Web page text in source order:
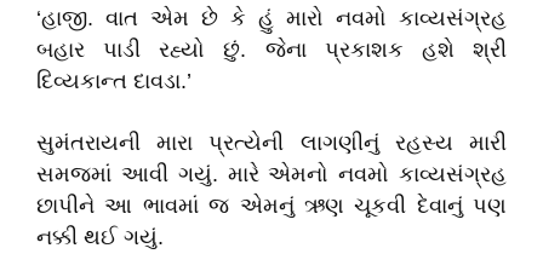
‘હાજી. વાત એમ છે કે હું મારો નવમો કાવ્યસંગ્રહ
બહાર પાડી રહ્યો છું. જેના પ્રકાશક હશે શ્રી
દિવ્યકાન્ત દાવડા.’
સુમંતરાયની મારા પ્રત્યેની લાગણીનું રહસ્ય મારી
સમજમાં આવી ગયું. મારે એમનો નવમો કાવ્યસંગ્રહ
છાપીને આ ભાવમાં જ એમનું ઋણ ચૂકવી દેવાનું પણ
નક્કી થઈ ગયું.